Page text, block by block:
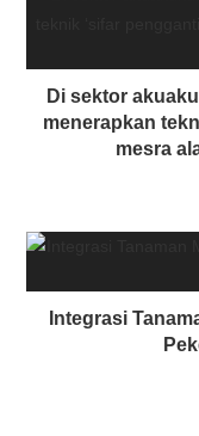
Di sektor
menerapkan
mesra
Integrasi